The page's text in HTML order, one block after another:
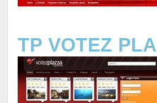
TP VOTEZ